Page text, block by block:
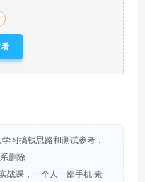
习搞钱思路和测试参考，
删除
战课，一个人一部手机·素